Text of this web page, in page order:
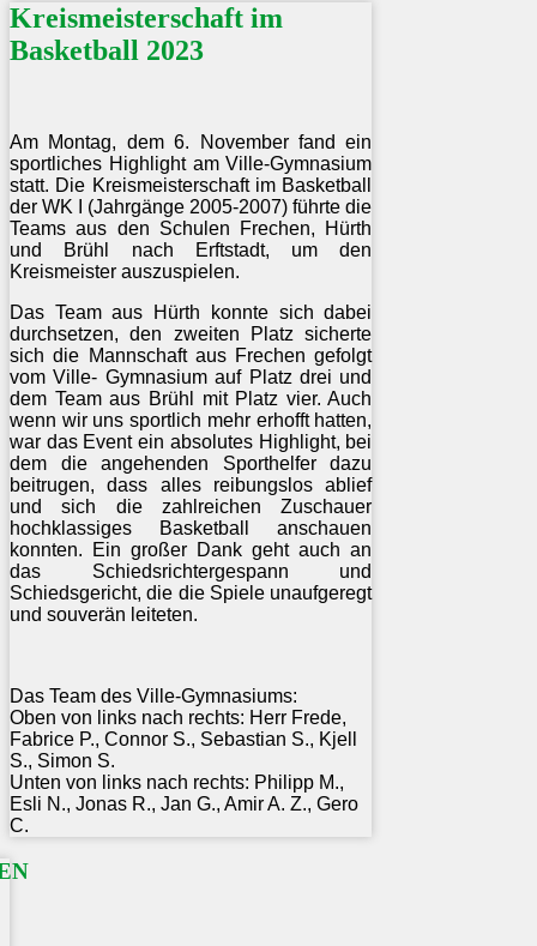
Kreismeisterschaft im
Basketball 2023
Am Montag, dem 6. November fand ein
sportliches Highlight am Ville-Gymnasium
statt. Die Kreismeisterschaft im Basketball
der WK I (Jahrgänge 2005-2007) führte die
Teams aus den Schulen Frechen, Hürth
und Brühl nach Erftstadt, um den
Kreismeister auszuspielen.
Das Team aus Hürth konnte sich dabei
durchsetzen, den zweiten Platz sicherte
sich die Mannschaft aus Frechen gefolgt
vom Ville- Gymnasium auf Platz drei und
dem Team aus Brühl mit Platz vier. Auch
wenn wir uns sportlich mehr erhofft hatten,
war das Event ein absolutes Highlight, bei
dem die angehenden Sporthelfer dazu
beitrugen, dass alles reibungslos ablief
und sich die zahlreichen Zuschauer
hochklassiges Basketball anschauen
konnten. Ein großer Dank geht auch an
das Schiedsrichtergespann und
Schiedsgericht, die die Spiele unaufgeregt
und souverän leiteten.
Das Team des Ville-Gymnasiums:
Oben von links nach rechts: Herr Frede,
Fabrice P., Connor S., Sebastian S., Kjell
S., Simon S.
Unten von links nach rechts: Philipp M.,
Esli N., Jonas R., Jan G., Amir A. Z., Gero
C.